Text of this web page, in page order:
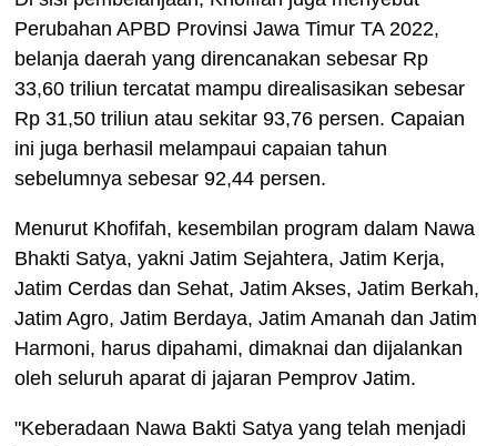
Perubahan APBD Provinsi Jawa Timur TA 2022,
belanja daerah yang direncanakan sebesar Rp
33,60 triliun tercatat mampu direalisasikan sebesar
Rp 31,50 triliun atau sekitar 93,76 persen. Capaian
ini juga berhasil melampaui capaian tahun
sebelumnya sebesar 92,44 persen.
Menurut Khofifah, kesembilan program dalam Nawa
Bhakti Satya, yakni Jatim Sejahtera, Jatim Kerja,
Jatim Cerdas dan Sehat, Jatim Akses, Jatim Berkah,
Jatim Agro, Jatim Berdaya, Jatim Amanah dan Jatim
Harmoni, harus dipahami, dimaknai dan dijalankan
oleh seluruh aparat di jajaran Pemprov Jatim.
"Keberadaan Nawa Bakti Satya yang telah menjadi